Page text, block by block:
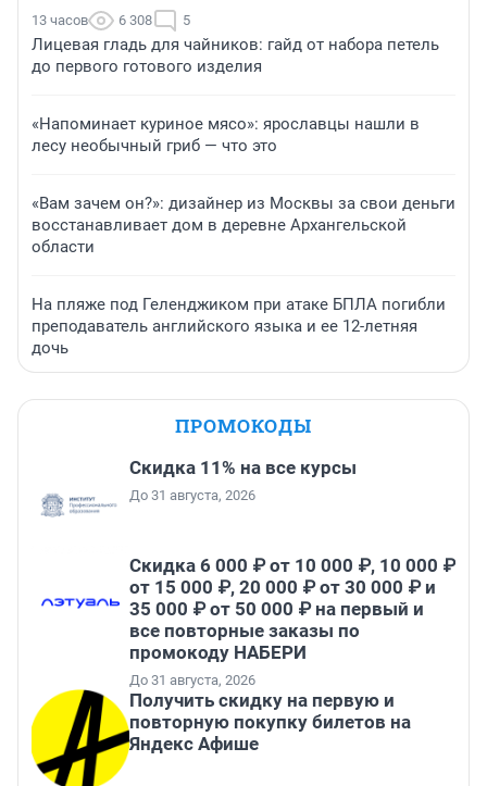
13 часов 6 308 5
Лицевая гладь для чайников: гайд от набора петель
до первого готового изделия
«Напоминает куриное мясо»: ярославцы нашли в
лесу необычный гриб — что это
«Вам зачем он?»: дизайнер из Москвы за свои деньги
восстанавливает дом в деревне Архангельской
области
На пляже под Геленджиком при атаке БПЛА погибли
преподаватель английского языка и ее 12-летняя
дочь
ПРОМОКОДЫ
Скидка 11% на все курсы
До 31 августа, 2026
Скидка 6 000 ₽ от 10 000 ₽, 10 000 ₽
от 15 000 ₽, 20 000 ₽ от 30 000 ₽ и
35 000 ₽ от 50 000 ₽ на первый и
все повторные заказы по
промокоду НАБЕРИ
До 31 августа, 2026
Получить скидку на первую и
повторную покупку билетов на
Яндекс Афише